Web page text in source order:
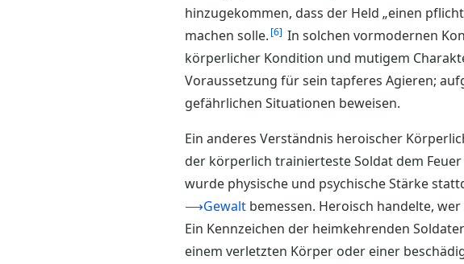
hinzugekommen, dass der Held „einen
machen solle. 6 In solchen vormodernen
körperlicher Kondition und mutigem
Voraussetzung für sein tapferes Agieren;
gefährlichen Situationen beweisen.
Ein anderes Verständnis heroischer
der körperlich trainierteste Soldat dem
wurde physische und psychische Stärke
⟶Gewalt bemessen. Heroisch handelte,
Ein Kennzeichen der heimkehrenden
einem verletzten Körper oder einer